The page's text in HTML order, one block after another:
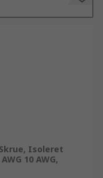
artikel
Hvis du
eller
10.000kr)
vores
Skrue, Isoleret
10 AWG,